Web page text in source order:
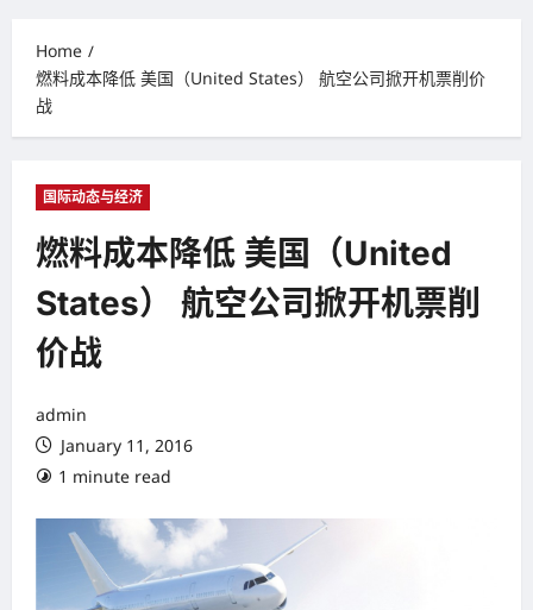
Home
燃料成本降低 美国（United States） 航空公司掀开机票削价
战
国际动态与经济
燃料成本降低 美国（United
States） 航空公司掀开机票削
价战
admin
January 11, 2016
1 minute read